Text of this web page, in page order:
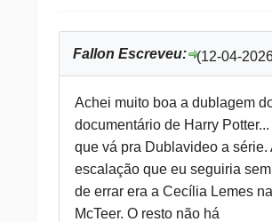
(12-04-
Fallon Escreveu:
Achei muito boa a dublagem
documentário de Harry Potter...
que vá pra Dublavideo a série.
escalação que eu seguiria
de errar era a Cecília Lemes
McTeer. O resto não há